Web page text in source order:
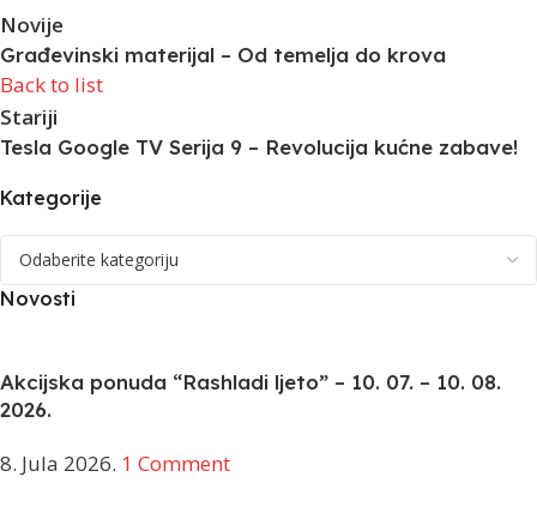
Novije
Građevinski materijal – Od temelja do krova
Back to list
Stariji
Tesla Google TV Serija 9 – Revolucija kućne zabave!
Kategorije
Novosti
Akcijska ponuda “Rashladi ljeto” – 10. 07. – 10. 08.
2026.
8. Jula 2026. 1 Comment